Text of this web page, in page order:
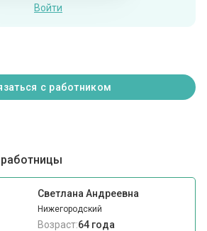
Войти
с работником
Светлана Андреевна
Нижегородский
Возраст:64 года